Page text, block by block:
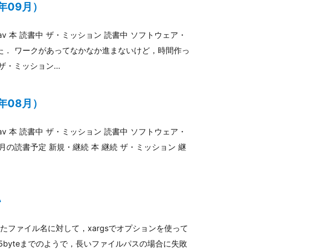
09月）
本 読書中 ザ・ミッション 読書中 ソフトウェア・
ワークがあってなかなか進まないけど，時間作っ
・ミッション…
08月）
本 読書中 ザ・ミッション 読書中 ソフトウェア・
の読書予定 新規・継続 本 継続 ザ・ミッション 継
ファイル名に対して，xargsでオプションを使って
までのようで，長いファイルパスの場合に失敗